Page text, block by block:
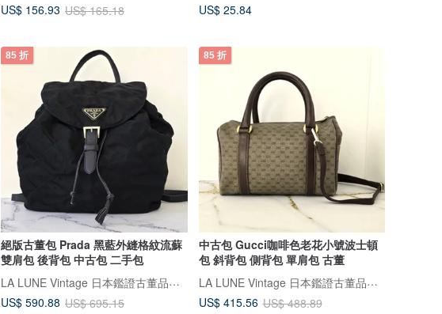
US$ 156.93 US$ 165.18
US$ 25.84
85 折
絕版古董包 Prada 黑藍外縫格紋流蘇
雙肩包 後背包 中古包 二手包
LA LUNE Vintage 日本鑑證古董品選物店
US$ 590.88 US$ 695.15
85 折
中古包 Gucci咖啡色老花小號波士頓
包 斜背包 側背包 單肩包 古董
LA LUNE Vintage 日本鑑證古董品選物店
US$ 415.56 US$ 488.89